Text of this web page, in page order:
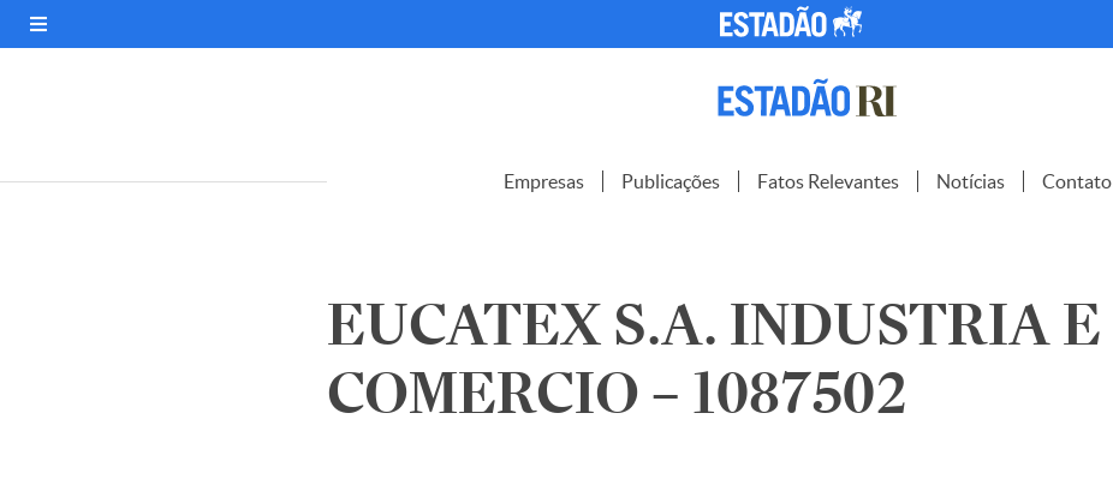
Empresas Publicações Fatos Relevantes Notícias Contato
EUCATEX S.A. INDUSTRIA E
COMERCIO – 1087502